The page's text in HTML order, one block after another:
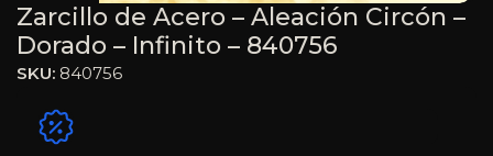
Zarcillo de Acero – Aleación Circón –
Dorado – Infinito – 840756
SKU: 840756